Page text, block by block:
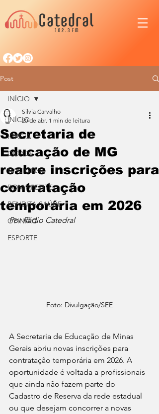
Post
INÍCIO
IGREJA
CIDADE
NACIONAL
BOM APETITE
BENDITA SAÚDE
OPINIÃO
ESPORTE
INÍCIO
Secretaria de
Educação de MG
reabre inscrições para
contratação
temporária em 2026
Silvia Carvalho
20 de abr. 1 min de leitura
Por Rádio Catedral
Foto: Divulgação/SEE
A Secretaria de Educação de Minas
Gerais abriu novas inscrições para
contratação temporária em 2026. A
oportunidade é voltada a profissionais
que ainda não fazem parte do
Cadastro de Reserva da rede estadual
ou que desejam concorrer a novas